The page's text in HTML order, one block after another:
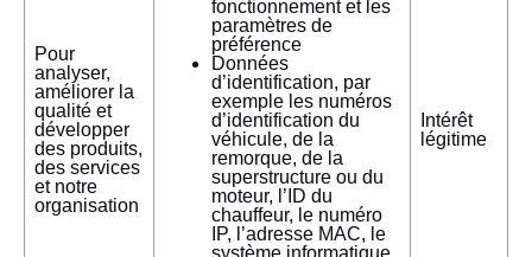
Pour
analyser,
améliorer la
qualité et
développer
des produits,
des services
et notre
organisation
fonctionnement et les
paramètres de
préférence
Données
d’identification, par
exemple les numéros
d’identification du
véhicule, de la
remorque, de la
superstructure ou du
moteur, l’ID du
chauffeur, le numéro
IP, l’adresse MAC, le
système informatique
Intérêt
légitime